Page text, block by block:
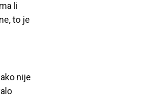
li
to je
nije